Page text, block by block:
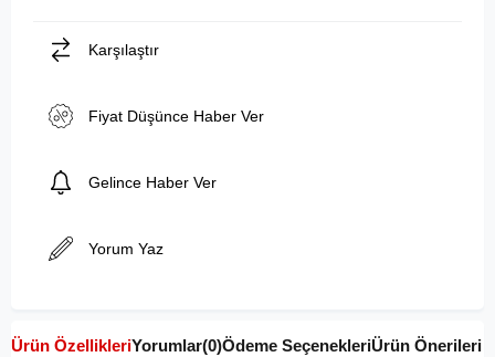
Karşılaştır
Fiyat Düşünce Haber Ver
Gelince Haber Ver
Yorum Yaz
Ürün ÖzellikleriYorumlar(0)Ödeme SeçenekleriÜrün Önerileri